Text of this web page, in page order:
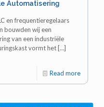
Automatisering
en frequentieregelaars
bouwden wij een
van een industriële
vormt het […]
Read more